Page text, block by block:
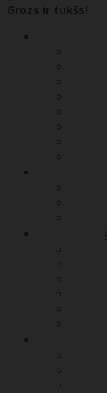
Grozs ir tukšs!